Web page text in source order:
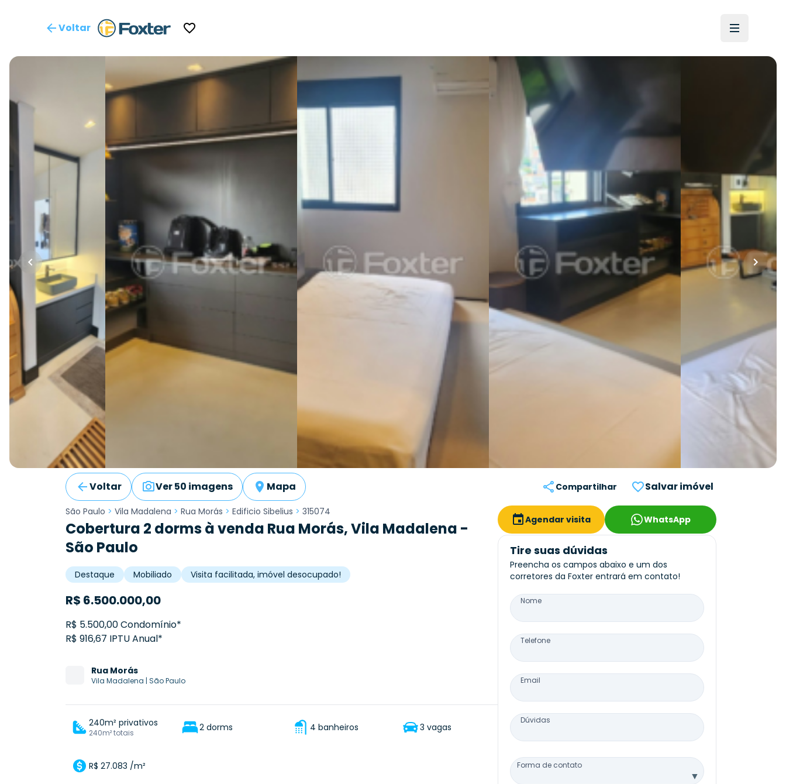
Voltar
Voltar Ver 50 imagens Mapa Compartilhar Salvar imóvel
São Paulo > Vila Madalena > Rua Morás > Edificio Sibelius > 315074
Cobertura 2 dorms à venda Rua Morás, Vila Madalena -
São Paulo
Destaque Mobiliado Visita facilitada, imóvel desocupado!
R$ 6.500.000,00
R$ 5.500,00 Condomínio*
R$ 916,67 IPTU Anual*
Rua Morás
Vila Madalena | São Paulo
240m² privativos
240m² totais 2 dorms 4 banheiros 3 vagas
R$ 27.083 /m²
Agendar visita WhatsApp
Tire suas dúvidas
Preencha os campos abaixo e um dos
corretores da Foxter entrará em contato!
Nome
Telefone
Email
Dúvidas
Forma de contato
▼